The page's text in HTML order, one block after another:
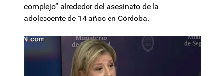
complejo” alrededor del asesinato de la
adolescente de 14 años en Córdoba.